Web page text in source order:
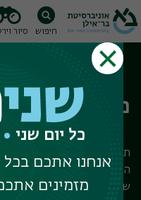
Skip
חיפוש סיור
פילוסופיה
תוכנית הלימודים מקנה
הפילוסופיה על שיטותיה
ששימשו את הפילוסופים
שני
כל יום שני
אנחנו אתכם
מזמינים